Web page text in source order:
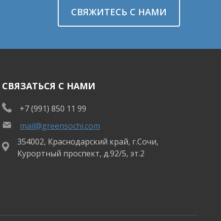
СВЯЖИТЕСЬ С НАМИ
СВЯЗАТЬСЯ С НАМИ
+7 (991) 850 11 99
mail@greensochi.com
354002, Краснодарский край, г.Сочи,
Курортный проспект, д.92/5, эт.2